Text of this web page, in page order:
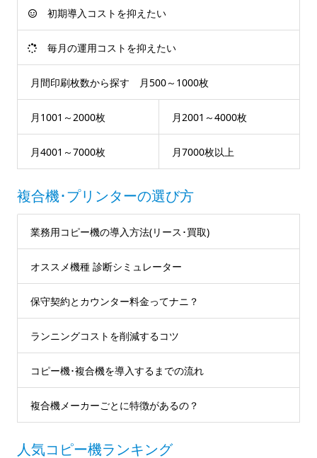
初期導入コストを抑えたい
毎月の運用コストを抑えたい
月間印刷枚数から探す 月500～1000枚
月1001～2000枚 月2001～4000枚
月4001～7000枚 月7000枚以上
複合機･プリンターの選び方
業務用コピー機の導入方法(リース･買取)
オススメ機種 診断シミュレーター
保守契約とカウンター料金ってナニ？
ランニングコストを削減するコツ
コピー機･複合機を導入するまでの流れ
複合機メーカーごとに特徴があるの？
人気コピー機ランキング